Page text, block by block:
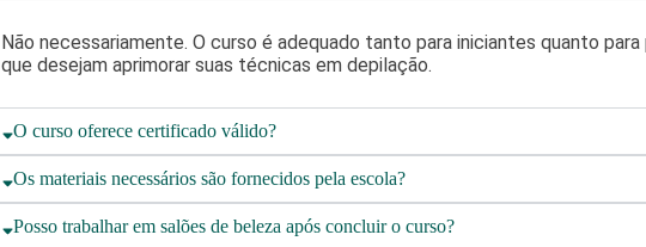
Não necessariamente. O curso é adequado tanto para iniciantes quanto para
que desejam aprimorar suas técnicas em depilação.​
O curso oferece certificado válido?
Os materiais necessários são fornecidos pela escola?
Posso trabalhar em salões de beleza após concluir o curso?